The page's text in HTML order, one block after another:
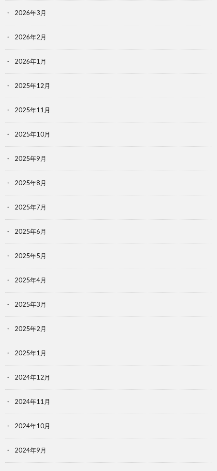
2026年3月
2026年2月
2026年1月
2025年12月
2025年11月
2025年10月
2025年9月
2025年8月
2025年7月
2025年6月
2025年5月
2025年4月
2025年3月
2025年2月
2025年1月
2024年12月
2024年11月
2024年10月
2024年9月